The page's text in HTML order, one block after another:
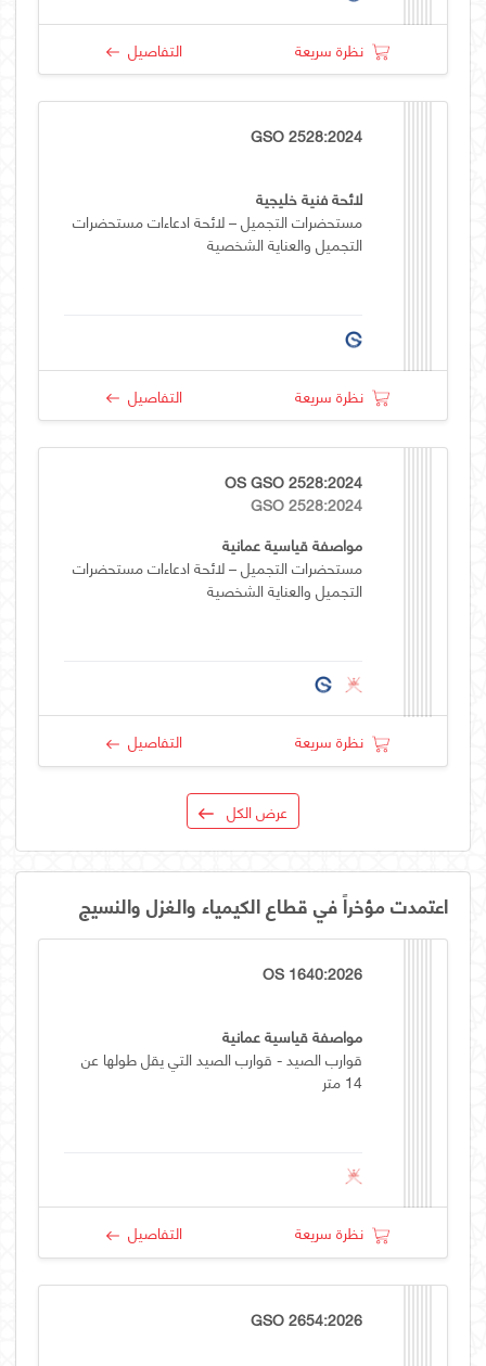
نظرة سريعة التفاصيل
GSO 2528:2024
لائحة فنية خليجية
مستحضرات التجميل – لائحة ادعاءات مستحضرات
التجميل والعناية الشخصية
نظرة سريعة التفاصيل
OS GSO 2528:2024
GSO 2528:2024
مواصفة قياسية عمانية
مستحضرات التجميل – لائحة ادعاءات مستحضرات
التجميل والعناية الشخصية
نظرة سريعة التفاصيل
عرض الكل
اعتمدت مؤخراً في قطاع الكيمياء والغزل والنسيج
OS 1640:2026
مواصفة قياسية عمانية
قوارب الصيد - قوارب الصيد التي يقل طولها عن
14 متر
نظرة سريعة التفاصيل
GSO 2654:2026